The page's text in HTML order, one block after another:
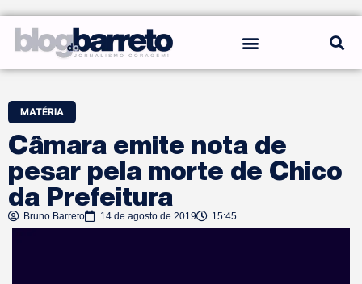
MATÉRIA
Câmara emite nota de
pesar pela morte de Chico
da Prefeitura
Bruno Barreto 14 de agosto de 2019 15:45